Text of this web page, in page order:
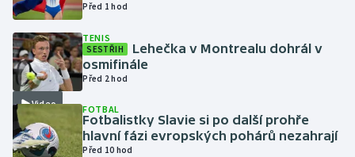
Krasobruslení
Lezení
Lyže a snowboard
Moderní pětiboj
Před 1 hod
Video
TENIS
SESTŘIH
Lehečka v Montrealu dohrál v
osmifinále
Před 2 hod
FOTBAL
Fotbalistky Slavie si po další prohře
hlavní fázi evropských pohárů nezahrají
Před 10 hod